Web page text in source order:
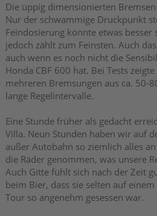
Die üppig dimensionierten
Nur der schwammige Druckpunkt
Feindosierung könnte etwas besser
jedoch zählt zum Feinsten. Auch
auch wenn es noch nicht die
Honda CBF 600 hat. Bei Tests
mehreren Bremsungen aus ca. 50-
lange Regelintervalle.
Eine Stunde früher als gedacht
Villa. Neun Stunden haben wir auf
außer Autobahn so ziemlich alles
die Räder genommen, was unsere
Auch Gitte fühlt sich nach der Zeit
beim Bier, dass sie selten auf
Tour so angenehm gesessen war.